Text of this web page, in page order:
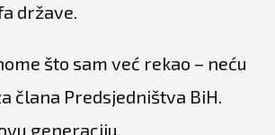
države.
što sam već rekao – neću
člana Predsjedništva BiH.
generaciju.